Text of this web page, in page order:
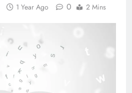
1 Year Ago 0 2 Mins